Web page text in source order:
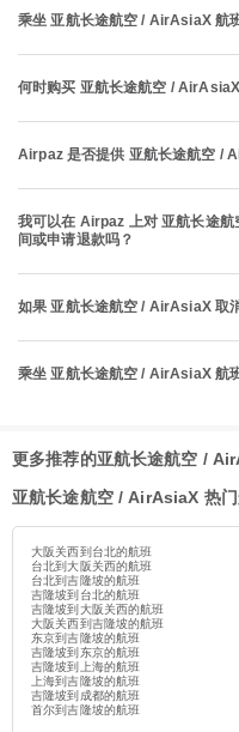
乘坐 亚航长途航空 / AirAsiaX 航
何时购买 亚航长途航空 /
Airpaz 是否提供 亚航长途航空 /
我可以在 Airpaz 上对 亚航长途
间或申请退款吗？
如果 亚航长途航空 / AirAsiaX 取
乘坐 亚航长途航空 / AirAsiaX 航
更多推荐的亚航长途航空 /
亚航长途航空 / AirAsiaX 热
大阪关西到台北的航班
台北到大阪关西的航班
台北到吉隆坡的航班
吉隆坡到台北的航班
吉隆坡到大阪关西的航班
大阪关西到吉隆坡的航班
东京到吉隆坡的航班
吉隆坡到东京的航班
吉隆坡到上海的航班
上海到吉隆坡的航班
吉隆坡到成都的航班
首尔到吉隆坡的航班